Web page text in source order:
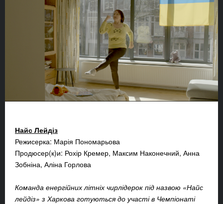
Найс Лейдіз
Режисерка: Марія Пономарьова
Продюсер(к)и: Рохір Кремер, Максим Наконечний, Анна
Зобніна, Аліна Горлова
Команда енергійних літніх чирлідерок під назвою «Найс
лейдіз» з Харкова готуються до участі в Чемпіонаті